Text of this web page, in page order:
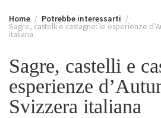
Home Potrebbe interessarti
Sagre, castelli e castagne: le esperienze
italiana
Sagre, castelli e
esperienze
Svizzera italiana